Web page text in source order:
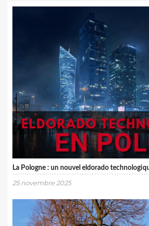
La Pologne : un nouvel eldorado
25 novembre 2025